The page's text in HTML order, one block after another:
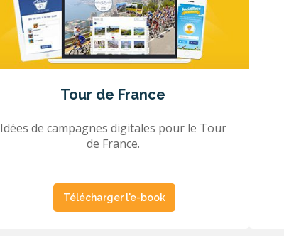
Tour de France
Idées de campagnes digitales pour le Tour
de France.
Télécharger l'e-book